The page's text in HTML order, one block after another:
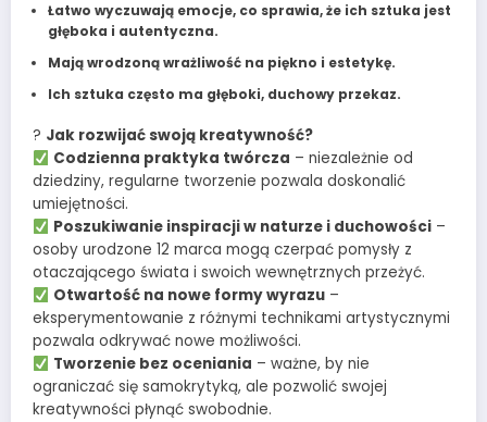
Łatwo wyczuwają emocje, co sprawia, że ich sztuka jest
głęboka i autentyczna.
Mają wrodzoną wrażliwość na piękno i estetykę.
Ich sztuka często ma głęboki, duchowy przekaz.
? Jak rozwijać swoją kreatywność?
Codzienna praktyka twórcza – niezależnie od
dziedziny, regularne tworzenie pozwala doskonalić
umiejętności.
Poszukiwanie inspiracji w naturze i duchowości –
osoby urodzone 12 marca mogą czerpać pomysły z
otaczającego świata i swoich wewnętrznych przeżyć.
Otwartość na nowe formy wyrazu –
eksperymentowanie z różnymi technikami artystycznymi
pozwala odkrywać nowe możliwości.
Tworzenie bez oceniania – ważne, by nie
ograniczać się samokrytyką, ale pozwolić swojej
kreatywności płynąć swobodnie.